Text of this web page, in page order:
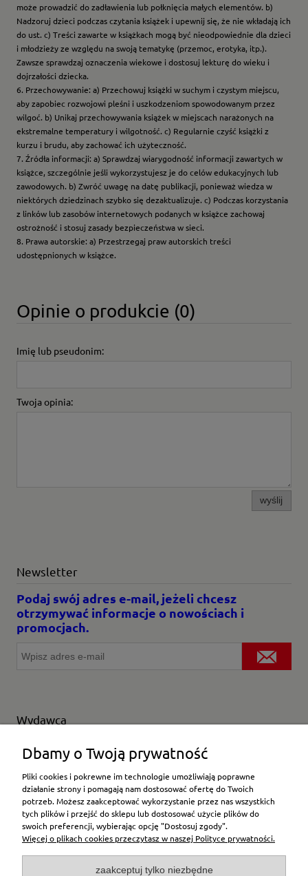
może prowadzić do zadławienia lub połknięcia małych elementów. b)
Nadzoruj dzieci podczas czytania książek i upewnij się, że nie wkładają ich
do ust. c) Treści zawarte w książkach mogą być nieodpowiednie dla dzieci
i młodzieży ze względu na swoją tematykę (przemoc, erotyka, itp.).
Zawsze sprawdzaj oznaczenia wiekowe i dostosuj lekturę do wieku i
dojrzałości dziecka.
6. Przechowywanie: a) Przechowuj książki w suchym i czystym miejscu,
aby zapobiec rozwojowi pleśni i uszkodzeniom spowodowanym przez
wilgoć. b) Unikaj przechowywania książek w miejscach narażonych na
ekstremalne temperatury i wilgotność. c) Regularnie czyść książki z
kurzu i brudu, aby zachować ich użyteczność.
7. Źródła informacji: a) Sprawdzaj wiarygodność informacji zawartych w
książce, szczególnie jeśli wykorzystujesz je do celów edukacyjnych lub
zawodowych. b) Zwróć uwagę na datę publikacji, ponieważ wiedza w
niektórych dziedzinach szybko się dezaktualizuje. c) Podczas korzystania
z linków lub zasobów internetowych podanych w książce zachowaj
ostrożność i stosuj zasady bezpieczeństwa w sieci.
8. Prawa autorskie: a) Przestrzegaj praw autorskich treści
udostępnionych w książce.
Opinie o produkcie (0)
Imię lub pseudonim:
Twoja opinia:
wyślij
Newsletter
Podaj swój adres e-mail, jeżeli chcesz
otrzymywać informacje o nowościach i
promocjach.
Wydawca
Wybierz producenta
Moje konto
Płatności i dostawa
Dbamy o Twoją prywatność
Pliki cookies i pokrewne im technologie umożliwiają poprawne
działanie strony i pomagają nam dostosować ofertę do Twoich
potrzeb. Możesz zaakceptować wykorzystanie przez nas wszystkich
tych plików i przejść do sklepu lub dostosować użycie plików do
swoich preferencji, wybierając opcję "Dostosuj zgody".
Więcej o plikach cookies przeczytasz w naszej Polityce prywatności.
zaakceptuj tylko niezbędne